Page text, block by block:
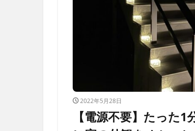
2022年5月28日
【電源不要】たった